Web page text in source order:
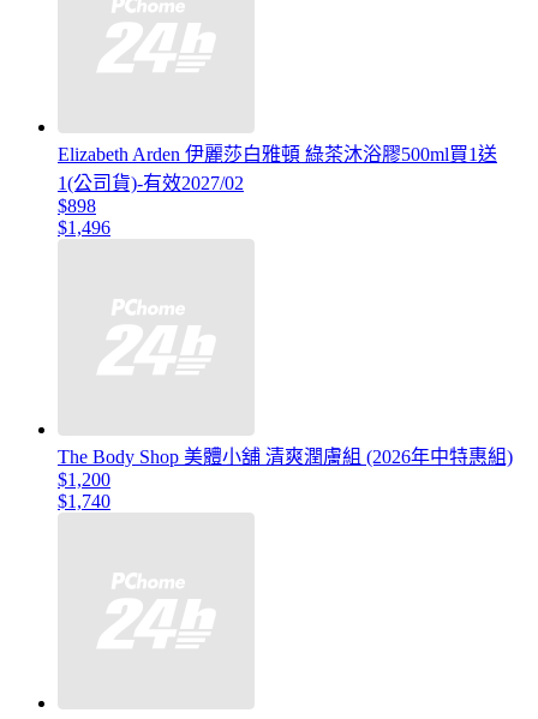
Elizabeth Arden 伊麗莎白雅頓 綠茶沐浴膠500ml買1送
1(公司貨)-有效2027/02
$898
$1,496
The Body Shop 美體小舖 清爽潤膚組 (2026年中特惠組)
$1,200
$1,740